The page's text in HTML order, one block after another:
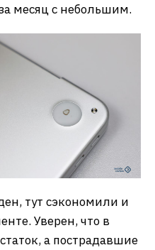
месяц с небольшим.
тут сэкономили и
Уверен, что в
а пострадавшие